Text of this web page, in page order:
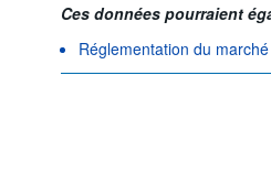
Ces données pourraient
Réglementation du